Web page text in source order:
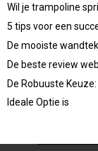
Wil je trampoline
5 tips voor een
De mooiste
De beste review
De Robuuste
Ideale Optie is